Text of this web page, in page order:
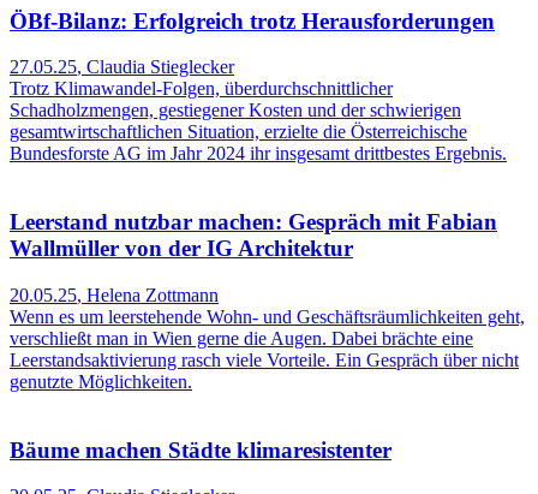
ÖBf-Bilanz: Erfolgreich trotz Herausforderungen
27.05.25, Claudia Stieglecker
Trotz Klimawandel-Folgen, überdurchschnittlicher
Schadholzmengen, gestiegener Kosten und der schwierigen
gesamtwirtschaftlichen Situation, erzielte die Österreichische
Bundesforste AG im Jahr 2024 ihr insgesamt drittbestes Ergebnis.
Leerstand nutzbar machen: Gespräch mit Fabian
Wallmüller von der IG Architektur
20.05.25, Helena Zottmann
Wenn es um leerstehende Wohn- und Geschäftsräumlichkeiten geht,
verschließt man in Wien gerne die Augen. Dabei brächte eine
Leerstandsaktivierung rasch viele Vorteile. Ein Gespräch über nicht
genutzte Möglichkeiten.
Bäume machen Städte klimaresistenter